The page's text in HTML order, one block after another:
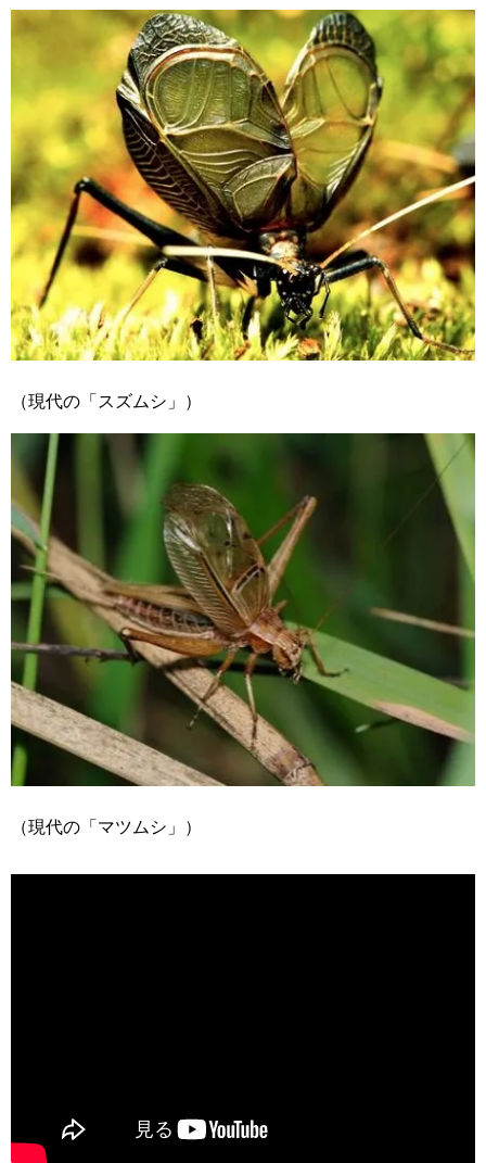
（現代の「スズムシ」）
（現代の「マツムシ」）